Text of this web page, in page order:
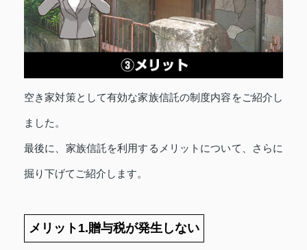
空き家対策として有効な家族信託の制度内容をご紹介し
ました。
最後に、家族信託を利用するメリットについて、さらに
掘り下げてご紹介します。
メリット1.贈与税が発生しない